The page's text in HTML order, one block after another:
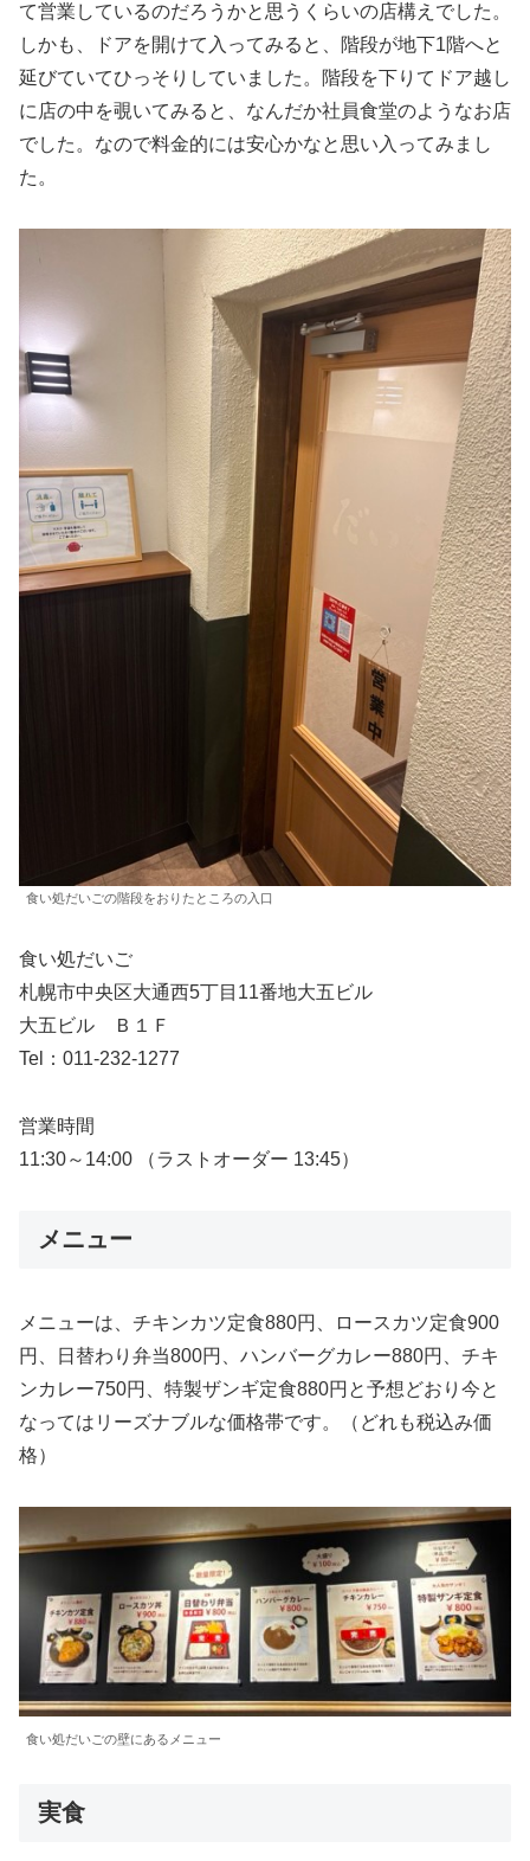
て営業しているのだろうかと思うくらいの店構えでした。
しかも、ドアを開けて入ってみると、階段が地下1階へと
延びていてひっそりしていました。階段を下りてドア越し
に店の中を覗いてみると、なんだか社員食堂のようなお店
でした。なので料金的には安心かなと思い入ってみまし
た。
食い処だいごの階段をおりたところの入口
食い処だいご
札幌市中央区大通西5丁目11番地大五ビル
大五ビル Ｂ１Ｆ
Tel：011-232-1277
営業時間
11:30～14:00 （ラストオーダー 13:45）
メニュー
メニューは、チキンカツ定食880円、ロースカツ定食900
円、日替わり弁当800円、ハンバーグカレー880円、チキ
ンカレー750円、特製ザンギ定食880円と予想どおり今と
なってはリーズナブルな価格帯です。（どれも税込み価
格）
食い処だいごの壁にあるメニュー
実食